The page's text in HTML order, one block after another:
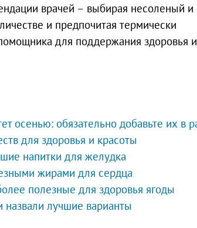
врачей – выбирая несоленый и
и предпочитая термически
для поддержания здоровья и
осенью: обязательно добавьте их в
для здоровья и красоты
напитки для желудка
жирами для сердца
полезные для здоровья ягоды
назвали лучшие варианты